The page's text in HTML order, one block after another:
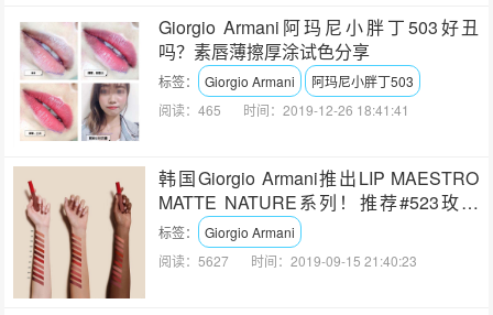
Giorgio Armani阿玛尼小胖丁503好丑
吗？素唇薄擦厚涂试色分享
标签： Giorgio Armani
阿玛尼小胖丁503
阅读：465
时间：2019-12-26 18:41:41
韩国Giorgio Armani推出LIP MAESTRO
MATTE NATURE系列！推荐#523玫瑰
色！
标签： Giorgio Armani
阅读：5627
时间：2019-09-15 21:40:23